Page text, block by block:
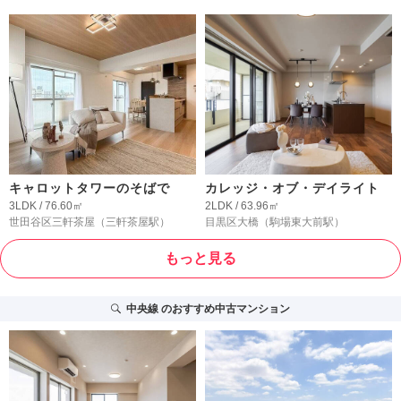
キャロットタワーのそばで
3LDK / 76.60㎡
世田谷区三軒茶屋 （三軒茶屋駅）
カレッジ・オブ・デイライト
2LDK / 63.96㎡
目黒区大橋 （駒場東大前駅）
もっと見る
中央線のおすすめ中古マンション